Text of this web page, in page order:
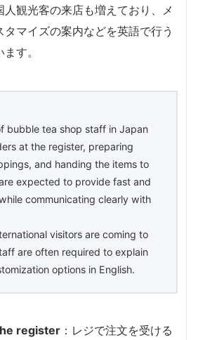
人観光客の来店も増えており、メ
マイズの案内などを英語で行う
す。
bubble tea shop staff in Japan
at the register, preparing
and handing the items to
expected to provide fast and
communicating clearly with
visitors are coming to
are often required to explain
options in English.
register ：レジで注文を受ける